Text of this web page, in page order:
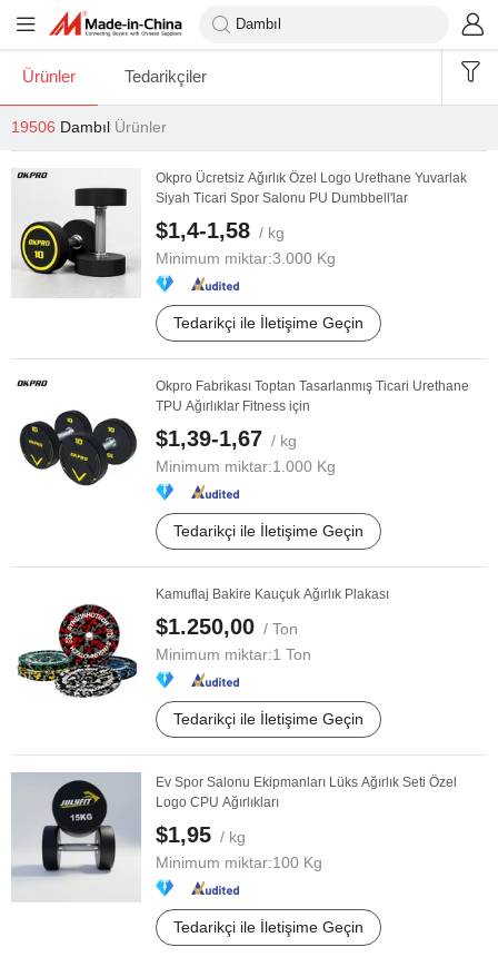
Ürünler Tedarikçiler
19506 Dambıl Ürünler
Okpro Ücretsiz Ağırlık Özel Logo Urethane Yuvarlak
Siyah Ticari Spor Salonu PU Dumbbell'lar
$1,4-1,58 / kg
Minimum miktar:3.000 Kg
Tedarikçi ile İletişime Geçin
Okpro Fabrikası Toptan Tasarlanmış Ticari Urethane
TPU Ağırlıklar Fitness için
$1,39-1,67 / kg
Minimum miktar:1.000 Kg
Tedarikçi ile İletişime Geçin
Kamuflaj Bakire Kauçuk Ağırlık Plakası
$1.250,00 / Ton
Minimum miktar:1 Ton
Tedarikçi ile İletişime Geçin
Ev Spor Salonu Ekipmanları Lüks Ağırlık Seti Özel
Logo CPU Ağırlıkları
$1,95 / kg
Minimum miktar:100 Kg
Tedarikçi ile İletişime Geçin